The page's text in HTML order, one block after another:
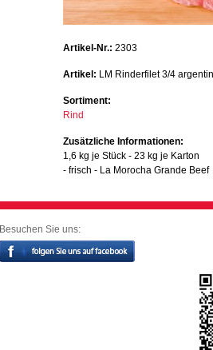
Artikel-Nr.: 2303
Artikel: LM Rinderfilet 3/4
Sortiment:
Rind
Zusätzliche Informationen:
1,6 kg je Stück - 23 kg je Karton
- frisch - La Morocha Grande Beef
Besuchen Sie uns: